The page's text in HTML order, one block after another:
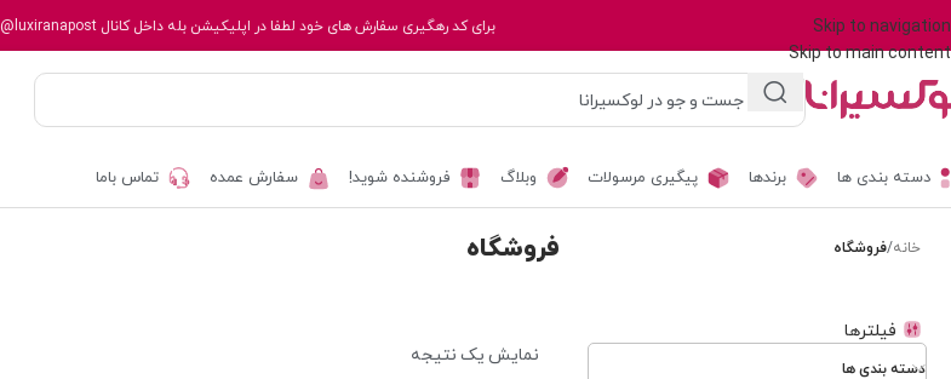
Skip to navigation
Skip to main content
برای کد رهگیری سفارش های خود لطفا در اپلیکیشن بله داخل کانال@luxiranapost
دسته بندی ها برندها پیگیری مرسولات وبلاگ فروشنده شوید! سفارش عمده تماس باما
خانه/فروشگاه فروشگاه
فیلترها
دسته بندی ها
نمایش یک نتیجه